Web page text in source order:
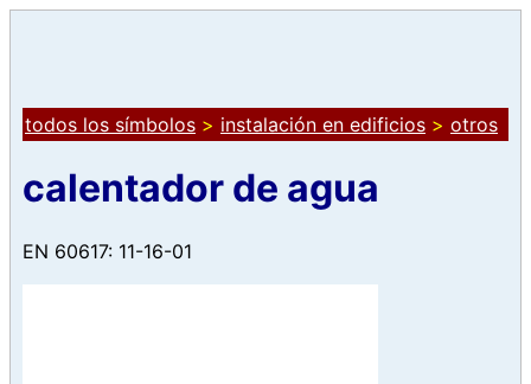
todos los símbolos > instalación en edificios > otros
calentador de agua
EN 60617: 11-16-01